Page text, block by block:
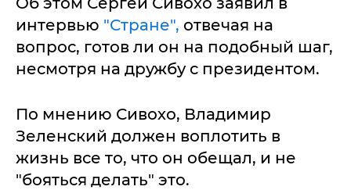
интервью "Стране", отвечая на
вопрос, готов ли он на подобный шаг,
несмотря на дружбу с президентом.
По мнению Сивохо, Владимир
Зеленский должен воплотить в
жизнь все то, что он обещал, и не
"бояться делать" это.